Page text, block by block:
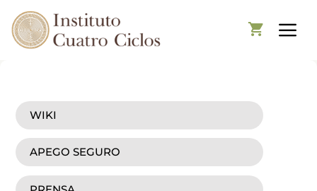
WIKI
APEGO SEGURO